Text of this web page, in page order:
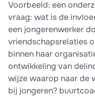
Voorbeeld: een
vraag: wat is de
een jongerenwerker
vriendschapsrelaties
binnen haar
ontwikkeling van
wijze waarop naar de
bij jongeren?